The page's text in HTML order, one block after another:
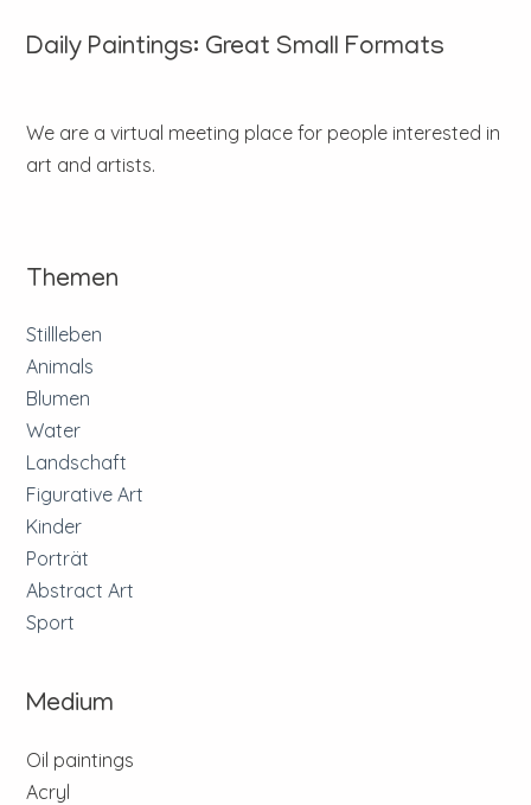
Daily Paintings: Great Small Formats
We are a virtual meeting place for people interested in
art and artists.
Themen
Stillleben
Animals
Blumen
Water
Landschaft
Figurative Art
Kinder
Porträt
Abstract Art
Sport
Medium
Oil paintings
Acryl